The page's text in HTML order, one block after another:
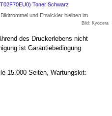
und Enwickler bleiben im
Bild: Kyocera
des Druckerlebens nicht
ist Garantiebedingung
15.000 Seiten, Wartungskit: